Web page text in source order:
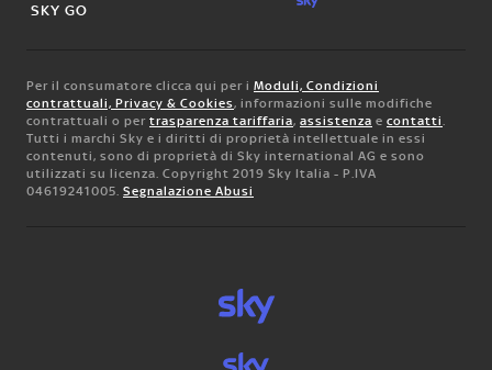
SKY GO
Per il consumatore clicca qui per i Moduli, Condizioni
contrattuali, Privacy & Cookies, informazioni sulle modifiche
contrattuali o per trasparenza tariffaria, assistenza e contatti.
Tutti i marchi Sky e i diritti di proprietà intellettuale in essi
contenuti, sono di proprietà di Sky international AG e sono
utilizzati su licenza. Copyright 2019 Sky Italia - P.IVA
04619241005. Segnalazione Abusi